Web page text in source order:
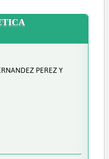
PEREZ Y